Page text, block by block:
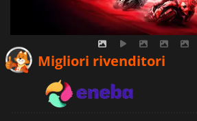
Migliori rivenditori